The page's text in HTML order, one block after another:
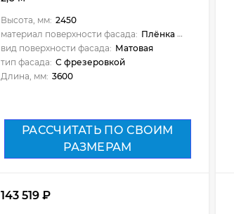
Высота, мм: 2450
материал поверхности фасада: Плёнка ПВХ
вид поверхности фасада: Матовая
тип фасада: С фрезеровкой
Длина, мм: 3600
РАССЧИТАТЬ ПО СВОИМ
РАЗМЕРАМ
143 519 ₽